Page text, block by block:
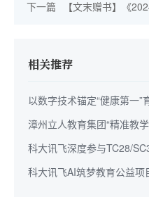
下一篇
【文末赠书】《
相关推荐
以数字技术锚定“健康第一
心全面成长
漳州立人教育集团“精准教
科大讯飞深度参与TC28/
科大讯飞AI筑梦教育公益